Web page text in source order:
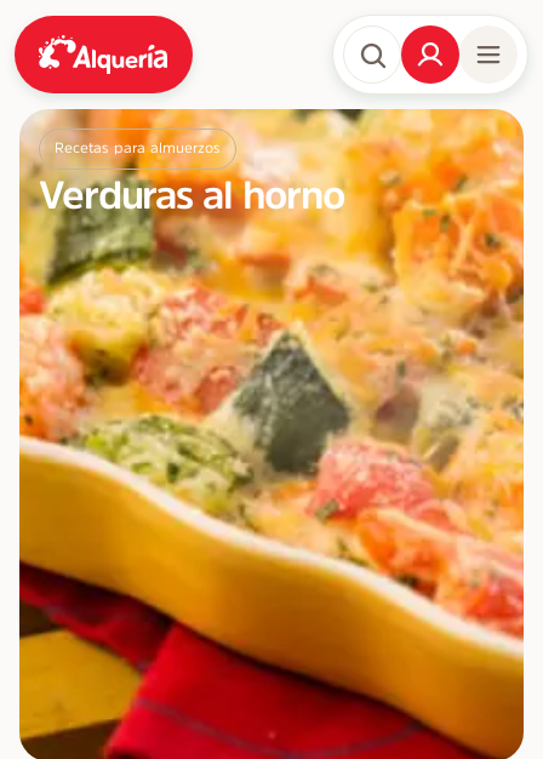
Recetas para almuerzos
Verduras al horno